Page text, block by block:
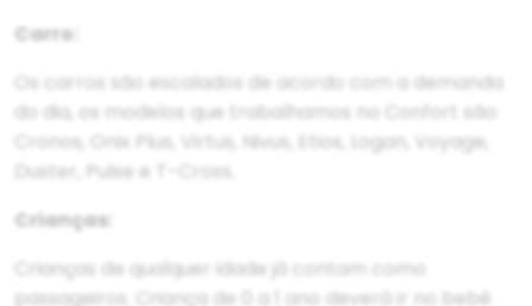
Carro:
Os carros são escalados de acordo com a demanda
do dia, os modelos que trabalhamos no Confort são:
Cronos, Onix Plus, Virtus, Nivus, Etios, Logan, Voyage,
Duster, Pulse e T-Cross.
Crianças:
Crianças de qualquer idade já contam como
passageiros. Criança de 0 a 1 ano deverá ir no bebê